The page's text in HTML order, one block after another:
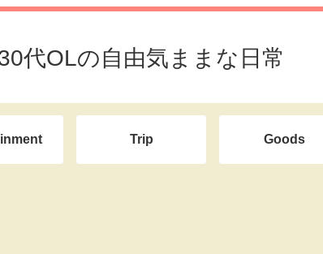
代OLの自由気ままな日常
Trip Goods